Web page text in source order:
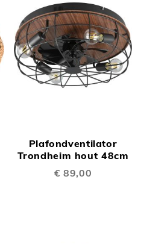
Plafondventilator
Trondheim hout 48cm
€ 89,00